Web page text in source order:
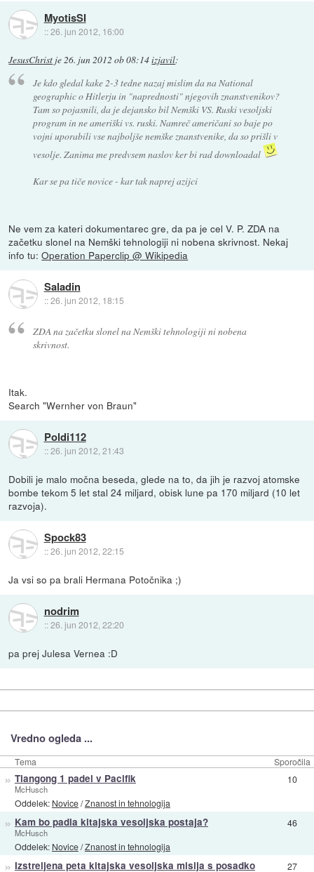
MyotisSI
::26. jun 2012, 16:00
JesusChrist je 26. jun 2012 ob 08:14izjavil:
Je kdo gledal kake 2-3 tedne nazaj mislim da na National
geographic o Hitlerju in "naprednosti" njegovih znanstvenikov?
Tam so pojasnili, da je dejansko bil Nemški VS. Ruski vesoljski
program in ne ameriški vs. ruski. Namreč američani so baje po
vojni uporabili vse najboljše nemške znanstvenike, da so prišli v
vesolje. Zanima me predvsem naslov ker bi rad downloadal
Kar se pa tiče novice - kar tak naprej azijci
Ne vem za kateri dokumentarec gre, da pa je cel V. P. ZDA na
začetku slonel na Nemški tehnologiji ni nobena skrivnost. Nekaj
info tu:Operation Paperclip @ Wikipedia
Saladin
::26. jun 2012, 18:15
ZDA na začetku slonel na Nemški tehnologiji ni nobena
skrivnost.
Itak.
Search "Wernher von Braun"
Poldi112
::26. jun 2012, 21:43
Dobili je malo močna beseda, glede na to, da jih je razvoj atomske
bombe tekom 5 let stal 24 miljard, obisk lune pa 170 miljard (10 let
razvoja).
Spock83
::26. jun 2012, 22:15
Ja vsi so pa brali Hermana Potočnika ;)
nodrim
::26. jun 2012, 22:20
pa prej Julesa Vernea :D
Vredno ogleda ...
Tema Sporočila
» Tiangong 1 padel v Pacifik
McHusch
Oddelek: Novice/Znanost in tehnologija
10
» Kam bo padla kitajska vesoljska postaja?
McHusch
Oddelek: Novice/Znanost in tehnologija
46
» Izstreljena peta kitajska vesoljska misija s posadko 27